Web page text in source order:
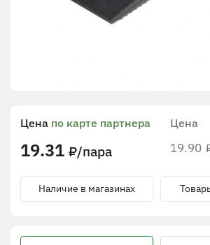
Цена
19.90
Цена по карте партнера
19.31 ₽/пара
Наличие в магазинах